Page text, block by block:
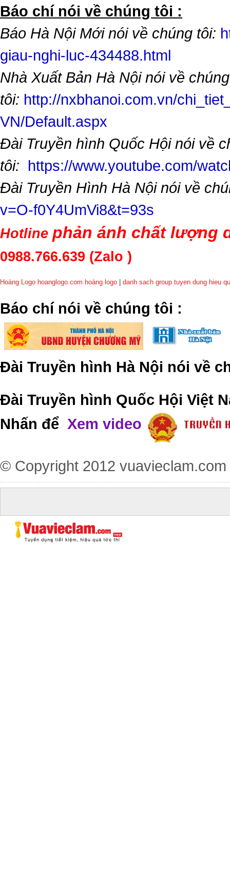
​Báo chí nói về chúng tôi :
Báo Hà Nội Mới nói về chúng tôi:
giau-nghi-luc-434488.html
Nhà Xuất Bản Hà Nội nói về chúng
tôi: http://nxbhanoi.com.vn/
VN/Default.aspx
Đài Truyền hình Quốc Hội nói về
tôi: https://www.youtube.com/
Đài Truyền Hình Hà Nội nói về
v=O-f0Y4UmVi8&t=93s
Hotline phản ánh chất lượng
0988.766.639 (Zalo )
Hoàng Logo hoanglogo.com hoàng logo danh sach group tuyen dung hieu
​Báo chí nói về chúng tôi :
Đài Truyền hình Hà Nội nói về
Đài Truyền hình Quốc Hội Việt
Nhấn để Xem video
© Copyright 2012 vuavieclam.com